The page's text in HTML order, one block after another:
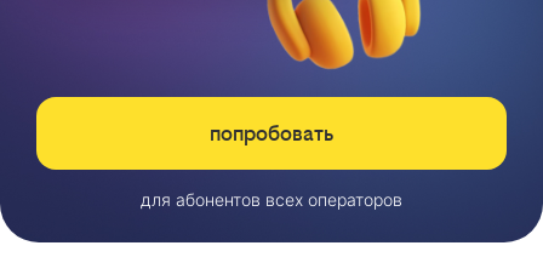
попробовать
для абонентов всех операторов